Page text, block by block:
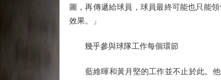
圖，再傳遞給球員，球員最終可能也只能
效果。」
幾乎參與球隊工作每個環節
藍維暉和黃月堅的工作並不止於此。他